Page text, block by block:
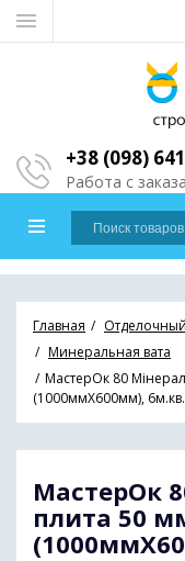
+38 (098)
Работа с
Главная
Минеральная вата
МастерОк 80
(1000ммХ600мм), 6м.кв.
МастерОк
плита 50